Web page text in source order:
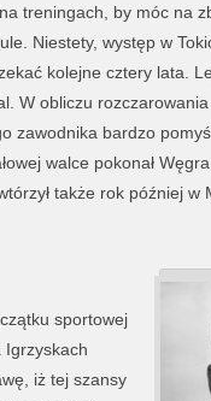
treningach, by móc na
Niestety, występ w
kolejne cztery lata.
W obliczu
zawodnika bardzo
walce pokonał
także rok później w
sportowej
Igrzyskach
iż tej szansy